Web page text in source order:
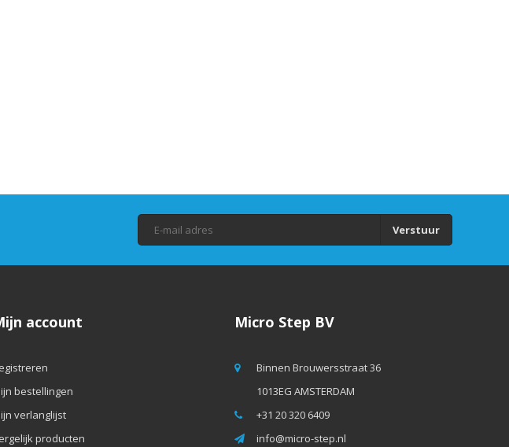
Verstuur
account
bestellingen
verlanglijst
producten
Micro Step BV
Binnen Brouwersstraat 36
1013EG AMSTERDAM
+31 20 320 6409
info@micro-step.nl